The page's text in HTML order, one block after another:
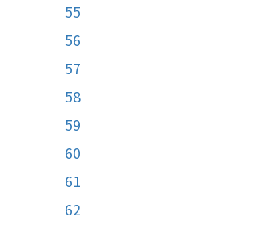
55
56
57
58
59
60
61
62